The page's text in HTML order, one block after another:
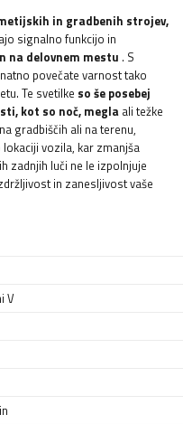
in gradbenih strojev,
signalno funkcijo in
na delovnem mestu . S
povečate varnost tako
Te svetilke so še posebej
kot so noč, megla ali težke
gradbiščih ali na terenu,
vozila, kar zmanjša
zadnjih luči ne le izpolnjuje
in zanesljivost vaše
V